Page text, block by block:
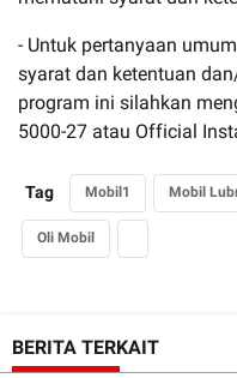
- Untuk pertanyaan
syarat dan ketentuan
program ini silahkan
5000-27 atau Official
Tag Mobil1 Mobil
Oli Mobil
BERITA TERKAIT